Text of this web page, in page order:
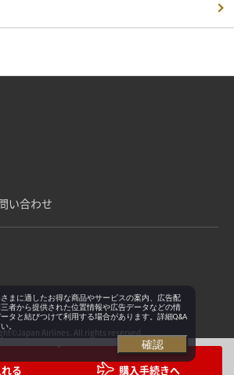
購入手続きへ
い合わせ
Airlines. All rights reserved.
まに適したお得な商品やサービスの案内、広告配
者から提供された位置情報や広告データなどの情
タと結びつけて利用する場合があります。詳細Q&A
。
確認